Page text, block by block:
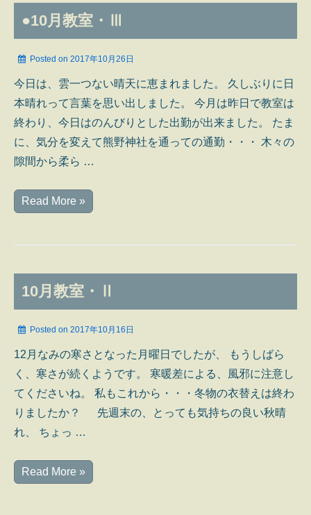
験
教
●10月教室・Ⅲ
Posted on 2017年10月26日
今日は、雲一つない晴天に恵まれました。 久しぶりに日
本晴れって言葉を思い出しました。 今月は昨日で教室は
終わり、今日はのんびりとした出勤が出来ました。 たま
に、気分を変えて熊野神社を通っての通勤・・・ 木々の
隙間から柔ら …
●10
Read More »
10月教室・Ⅱ
Posted on 2017年10月16日
12月なみの寒さとなった月曜日でしたが、 もうしばら
く、寒さが続くようです。 寒暖差による、風邪に注意し
てくださいね。 私もこれから・・・冬物の衣替えは終わ
りましたか？ 先週末の、とっても気持ちの良い秋晴
れ、 ちょっ …
10
Read More »